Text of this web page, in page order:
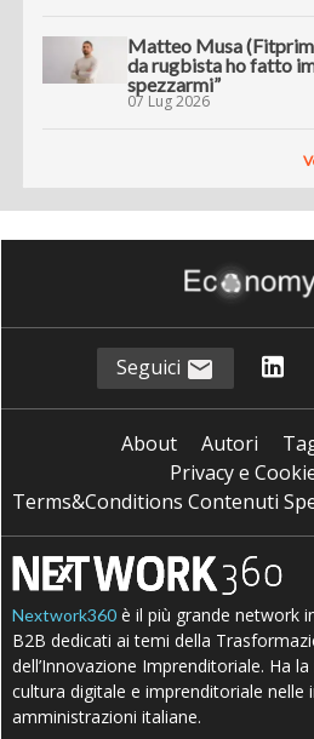
Matteo Musa
da rugbista ho fatto
spezzarmi”
07 Lug 2026
Seguici
About Autori
Privacy e
Terms&Conditions Contenuti
Nextwork360 è il più grande network
B2B dedicati ai temi della
dell’Innovazione Imprenditoriale. Ha
cultura digitale e imprenditoriale nelle
amministrazioni italiane.